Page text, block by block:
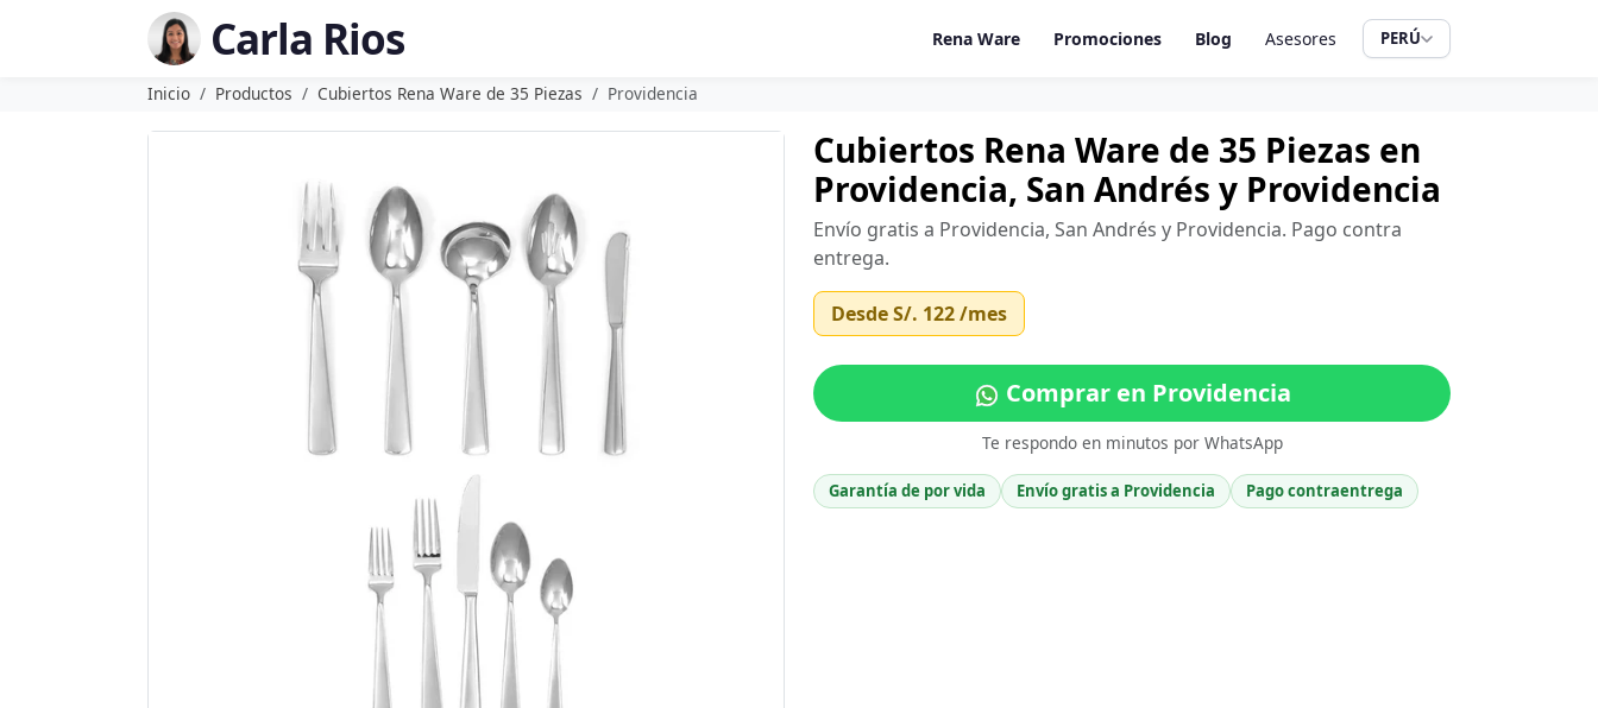
Carla Rios Rena Ware Promociones Blog Asesores PERÚ
Inicio Productos Cubiertos Rena Ware de 35 Piezas Providencia
Cubiertos Rena Ware de 35 Piezas en
Providencia, San Andrés y Providencia
Envío gratis a Providencia, San Andrés y Providencia. Pago contra
entrega.
DesdeS/. 122/mes
Comprar en Providencia
Te respondo en minutos por WhatsApp
Garantía de por vida Envío gratis a Providencia Pago contraentrega